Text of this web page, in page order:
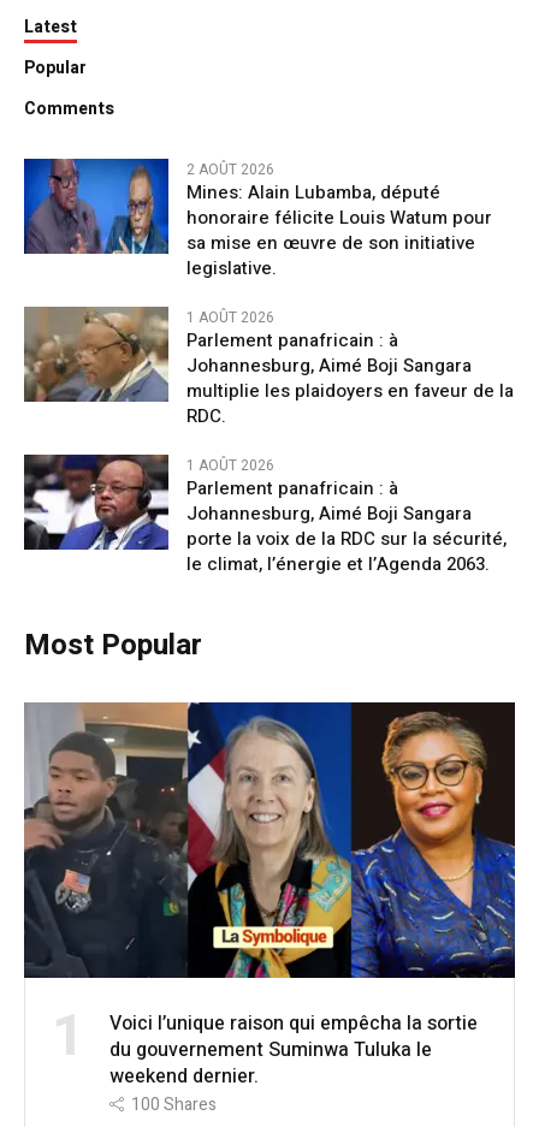
Latest
Popular
Comments
2 AOÛT 2026
Mines: Alain Lubamba, député
honoraire félicite Louis Watum pour
sa mise en œuvre de son initiative
legislative.
1 AOÛT 2026
Parlement panafricain : à
Johannesburg, Aimé Boji Sangara
multiplie les plaidoyers en faveur de la
RDC.
1 AOÛT 2026
Parlement panafricain : à
Johannesburg, Aimé Boji Sangara
porte la voix de la RDC sur la sécurité,
le climat, l’énergie et l’Agenda 2063.
Most Popular
1
Voici l’unique raison qui empêcha la sortie
du gouvernement Suminwa Tuluka le
weekend dernier.
100Shares